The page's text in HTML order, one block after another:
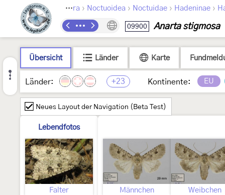
Lepidoptera › Noctuoidea › Noctuidae › Hadeninae ›
09900 Anarta stigmosa
Übersicht Länder Karte
Länder: +23 Kontinente: EU
Neues Layout der Navigation (Beta Test)
Lebendfotos
Falter Männchen Weibchen